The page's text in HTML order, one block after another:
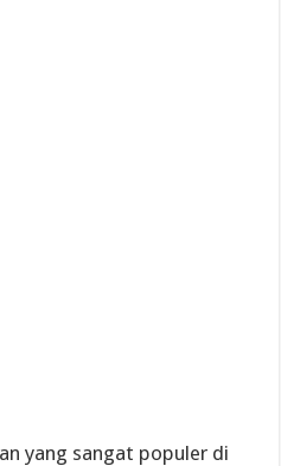
yang sangat populer di